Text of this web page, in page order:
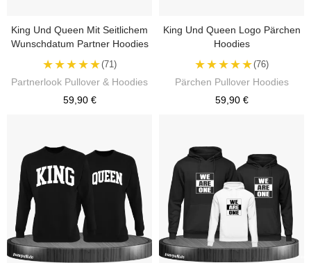
King Und Queen Mit Seitlichem
Wunschdatum Partner Hoodies
★★★★★(71)
Partnerlook Pullover & Hoodies
59,90 €
King Und Queen Logo Pärchen
Hoodies
★★★★★(76)
Pärchen Pullover Hoodies
59,90 €